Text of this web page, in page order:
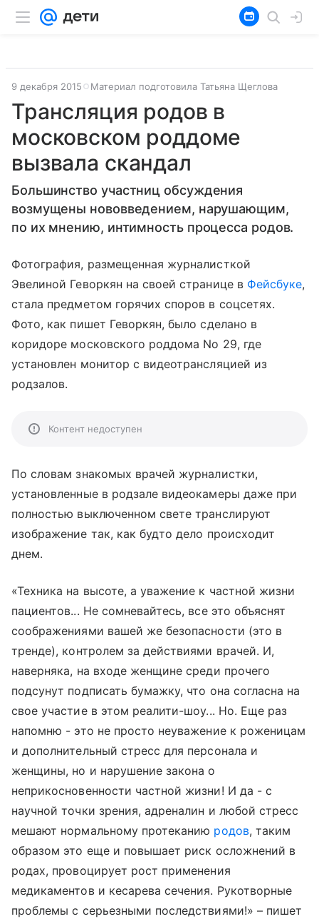
9 декабря 2015 Материал подготовила Татьяна Щеглова
Трансляция родов в
московском роддоме
вызвала скандал
Большинство участниц обсуждения
возмущены нововведением, нарушающим,
по их мнению, интимность процесса родов.
Фотография, размещенная журналисткой
Эвелиной Геворкян на своей странице в Фейсбуке,
стала предметом горячих споров в соцсетях.
Фото, как пишет Геворкян, было сделано в
коридоре московского роддома No 29, где
установлен монитор с видеотрансляцией из
родзалов.
Контент недоступен
По словам знакомых врачей журналистки,
установленные в родзале видеокамеры даже при
полностью выключенном свете транслируют
изображение так, как будто дело происходит
днем.
«Техника на высоте, а уважение к частной жизни
пациентов... Не сомневайтесь, все это объяснят
соображениями вашей же безопасности (это в
тренде), контролем за действиями врачей. И,
наверняка, на входе женщине среди прочего
подсунут подписать бумажку, что она согласна на
свое участие в этом реалити-шоу... Но. Еще раз
напомню - это не просто неуважение к роженицам
и дополнительный стресс для персонала и
женщины, но и нарушение закона о
неприкосновенности частной жизни! И да - с
научной точки зрения, адреналин и любой стресс
мешают нормальному протеканию родов, таким
образом это еще и повышает риск осложнений в
родах, провоцирует рост применения
медикаментов и кесарева сечения. Рукотворные
проблемы с серьезными последствиями!» – пишет